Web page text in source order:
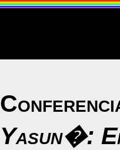
Yasun�: